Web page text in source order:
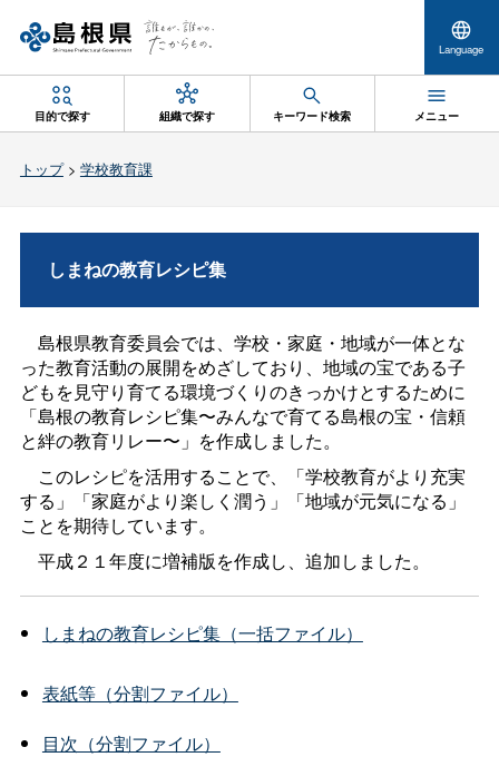
Language
目的で探す 組織で探す キーワード検索 メニュー
トップ> 学校教育課
しまねの教育レシピ集
島根県教育委員会では、学校・家庭・地域が一体とな
った教育活動の展開をめざしており、地域の宝である子
どもを見守り育てる環境づくりのきっかけとするために
「島根の教育レシピ集〜みんなで育てる島根の宝・信頼
と絆の教育リレー〜」を作成しました。
このレシピを活用することで、「学校教育がより充実
する」「家庭がより楽しく潤う」「地域が元気になる」
ことを期待しています。
平成２１年度に増補版を作成し、追加しました。
しまねの教育レシピ集（一括ファイル）
表紙等（分割ファイル）
目次（分割ファイル）